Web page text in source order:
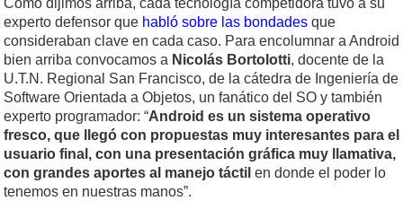
Como dijimos arriba, cada tecnología competidora tuvo a su
experto defensor que habló sobre las bondades que
consideraban clave en cada caso. Para encolumnar a Android
bien arriba convocamos a Nicolás Bortolotti, docente de la
U.T.N. Regional San Francisco, de la cátedra de Ingeniería de
Software Orientada a Objetos, un fanático del SO y también
experto programador: “Android es un sistema operativo
fresco, que llegó con propuestas muy interesantes para el
usuario final, con una presentación gráfica muy llamativa,
con grandes aportes al manejo táctil en donde el poder lo
tenemos en nuestras manos”.